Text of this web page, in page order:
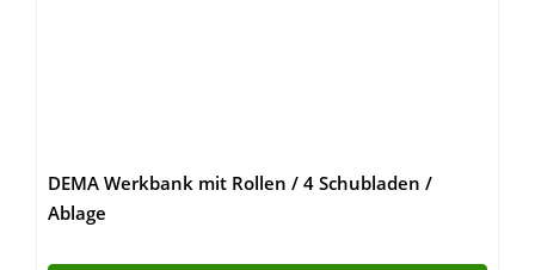
DEMA Werkbank mit Rollen / 4 Schubladen /
Ablage